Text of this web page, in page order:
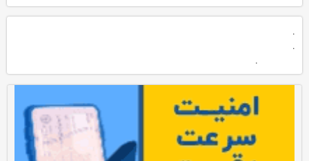
.
.
.